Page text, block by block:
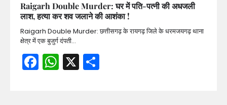
Raigarh Double Murder: घर में पति-पत्नी की अधजली
लाश, हत्या कर शव जलाने की आशंका !
Raigarh Double Murder: छत्तीसगढ़ के रायगढ़ जिले के धरमजयगढ़ थाना
क्षेत्र में एक बुजुर्ग दंपती…
Facebook
WhatsApp
X